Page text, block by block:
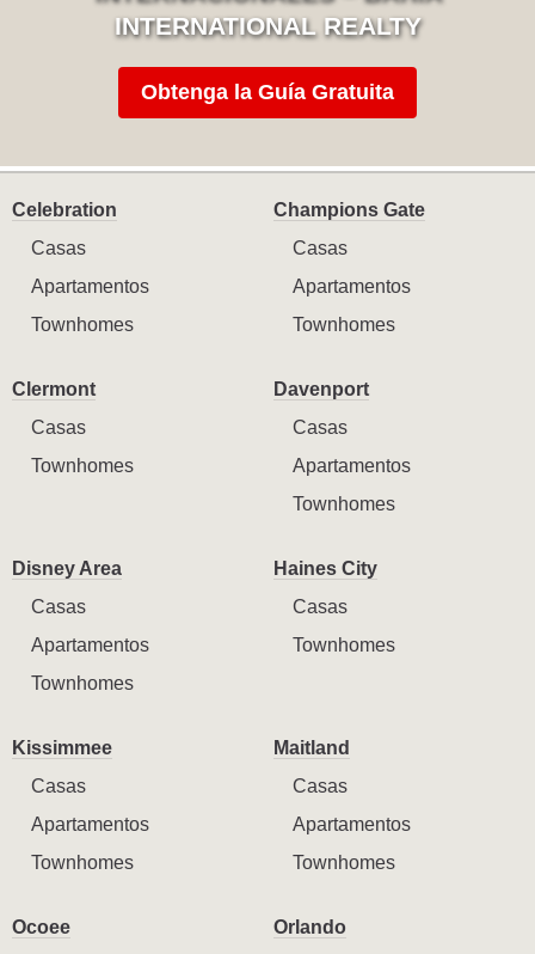
INTERNATIONAL REALTY
Obtenga la Guía Gratuita
Celebration
Casas
Apartamentos
Townhomes
Champions Gate
Casas
Apartamentos
Townhomes
Clermont
Casas
Townhomes
Davenport
Casas
Apartamentos
Townhomes
Disney Area
Casas
Apartamentos
Townhomes
Haines City
Casas
Townhomes
Kissimmee
Casas
Apartamentos
Townhomes
Maitland
Casas
Apartamentos
Townhomes
Ocoee
Orlando